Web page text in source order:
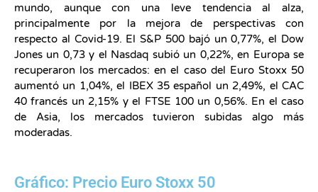
mundo, aunque con una leve tendencia al alza,
principalmente por la mejora de perspectivas con
respecto al Covid-19. El S&P 500 bajó un 0,77%, el Dow
Jones un 0,73 y el Nasdaq subió un 0,22%, en Europa se
recuperaron los mercados: en el caso del Euro Stoxx 50
aumentó un 1,04%, el IBEX 35 español un 2,49%, el CAC
40 francés un 2,15% y el FTSE 100 un 0,56%. En el caso
de Asia, los mercados tuvieron subidas algo más
moderadas.
Gráfico: Precio Euro Stoxx 50